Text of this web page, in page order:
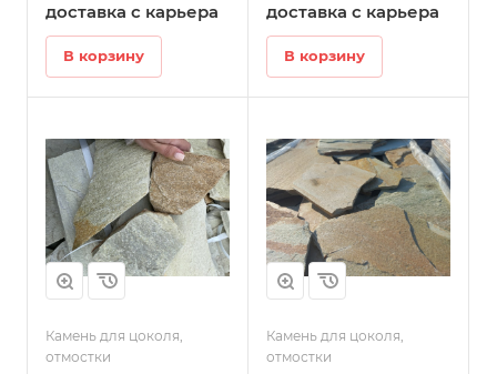
доставка с карьера
В корзину
доставка с карьера
В корзину
Камень для цоколя,
отмостки
Камень для цоколя,
отмостки